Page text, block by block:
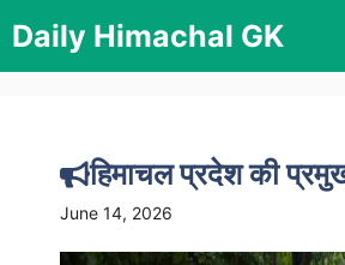
to
content
Daily Himachal GK
हिमाचल प्रदेश की
June 14, 2026